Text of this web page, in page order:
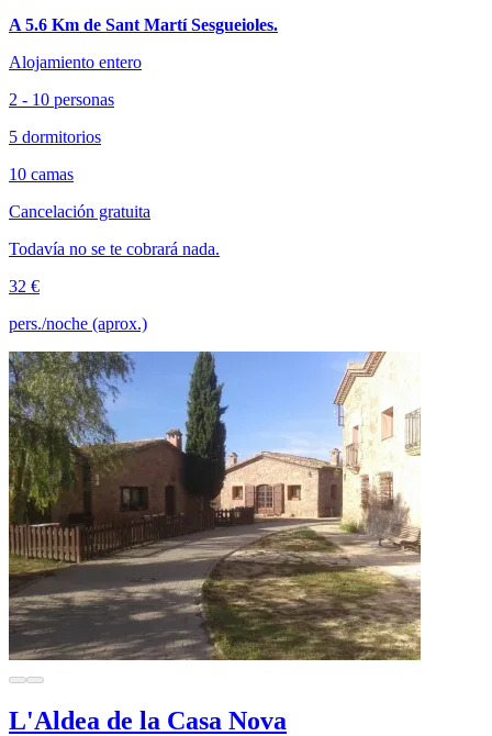
A 5.6 Km de Sant Martí Sesgueioles.
Alojamiento entero
2 - 10 personas
5 dormitorios
10 camas
Cancelación gratuita
Todavía no se te cobrará nada.
32 €
pers./noche (aprox.)
L'Aldea de la Casa Nova